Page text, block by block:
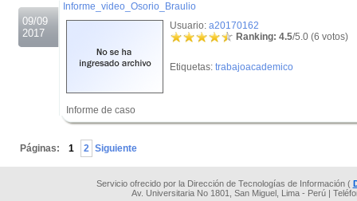
09/09
2017
Informe_video_Osorio_Braulio
Usuario: a20170162
Ranking: 4.5/5.0 (6 votos)
Etiquetas: trabajoacademico
Informe de caso
Páginas: 1 2 Siguiente
Servicio ofrecido por la Dirección de Tecnologías de Información (
Av. Universitaria No 1801, San Miguel, Lima - Perú |